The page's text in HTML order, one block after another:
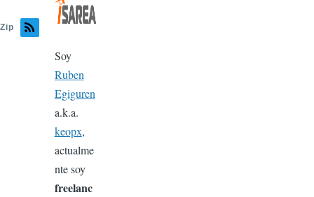
Zip
Soy
Ruben
Egiguren
a.k.a.
keopx,
actualme
nte soy
freelanc